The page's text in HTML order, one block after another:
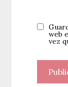
web
vez